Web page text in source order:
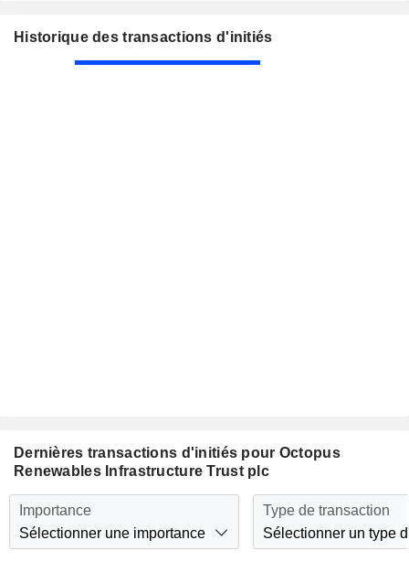
Historique des transactions d'initiés
Dernières transactions d'initiés pour Octopus
Renewables Infrastructure Trust plc
Importance
Sélectionner une importance
Type de transaction
Sélectionner un type